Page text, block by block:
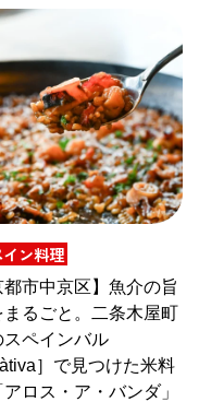
募
ン料理
都市中京区】魚介の旨
まるごと。二条木屋町
スペインバル
］で見つけた米料
ロス・ア・バンダ」